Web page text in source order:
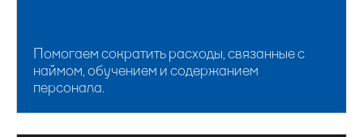
Помогаем сократить расходы, связанные с
наймом, обучением и содержанием
персонала.